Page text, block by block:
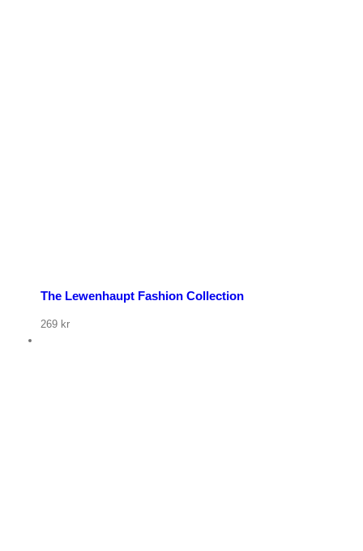
The Lewenhaupt Fashion Collection
269 kr